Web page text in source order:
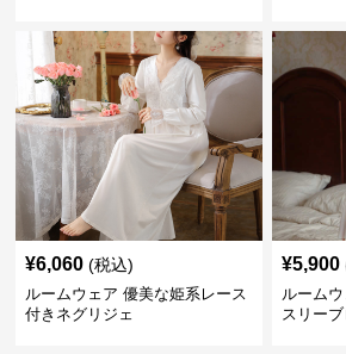
¥6,060 (税込)
ルームウェア 優美な姫系レース
付きネグリジェ
¥5,900
ルーム
スリー